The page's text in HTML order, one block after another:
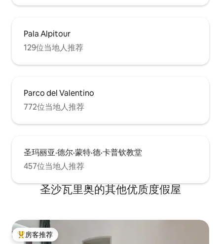
Pala Alpitour
129位当地人推荐
Parco del Valentino
772位当地人推荐
圣玛丽亚·德尔·蒙特·德·卡普钦教堂
457位当地人推荐
圣沙瓦里奥的其他优质度假屋
热门「房客推荐」
房客推荐